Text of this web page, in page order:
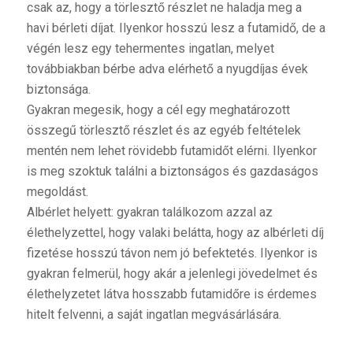
csak az, hogy a törlesztő részlet ne haladja meg a
havi bérleti díjat. Ilyenkor hosszú lesz a futamidő, de a
végén lesz egy tehermentes ingatlan, melyet
továbbiakban bérbe adva elérhető a nyugdíjas évek
biztonsága.
Gyakran megesik, hogy a cél egy meghatározott
összegű törlesztő részlet és az egyéb feltételek
mentén nem lehet rövidebb futamidőt elérni. Ilyenkor
is meg szoktuk találni a biztonságos és gazdaságos
megoldást.
Albérlet helyett: gyakran találkozom azzal az
élethelyzettel, hogy valaki belátta, hogy az albérleti díj
fizetése hosszú távon nem jó befektetés. Ilyenkor is
gyakran felmerül, hogy akár a jelenlegi jövedelmet és
élethelyzetet látva hosszabb futamidőre is érdemes
hitelt felvenni, a saját ingatlan megvásárlására.